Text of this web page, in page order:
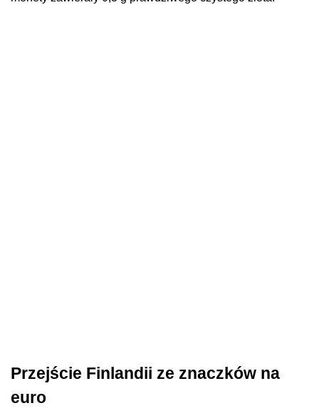
Przejście Finlandii ze znaczków na
euro